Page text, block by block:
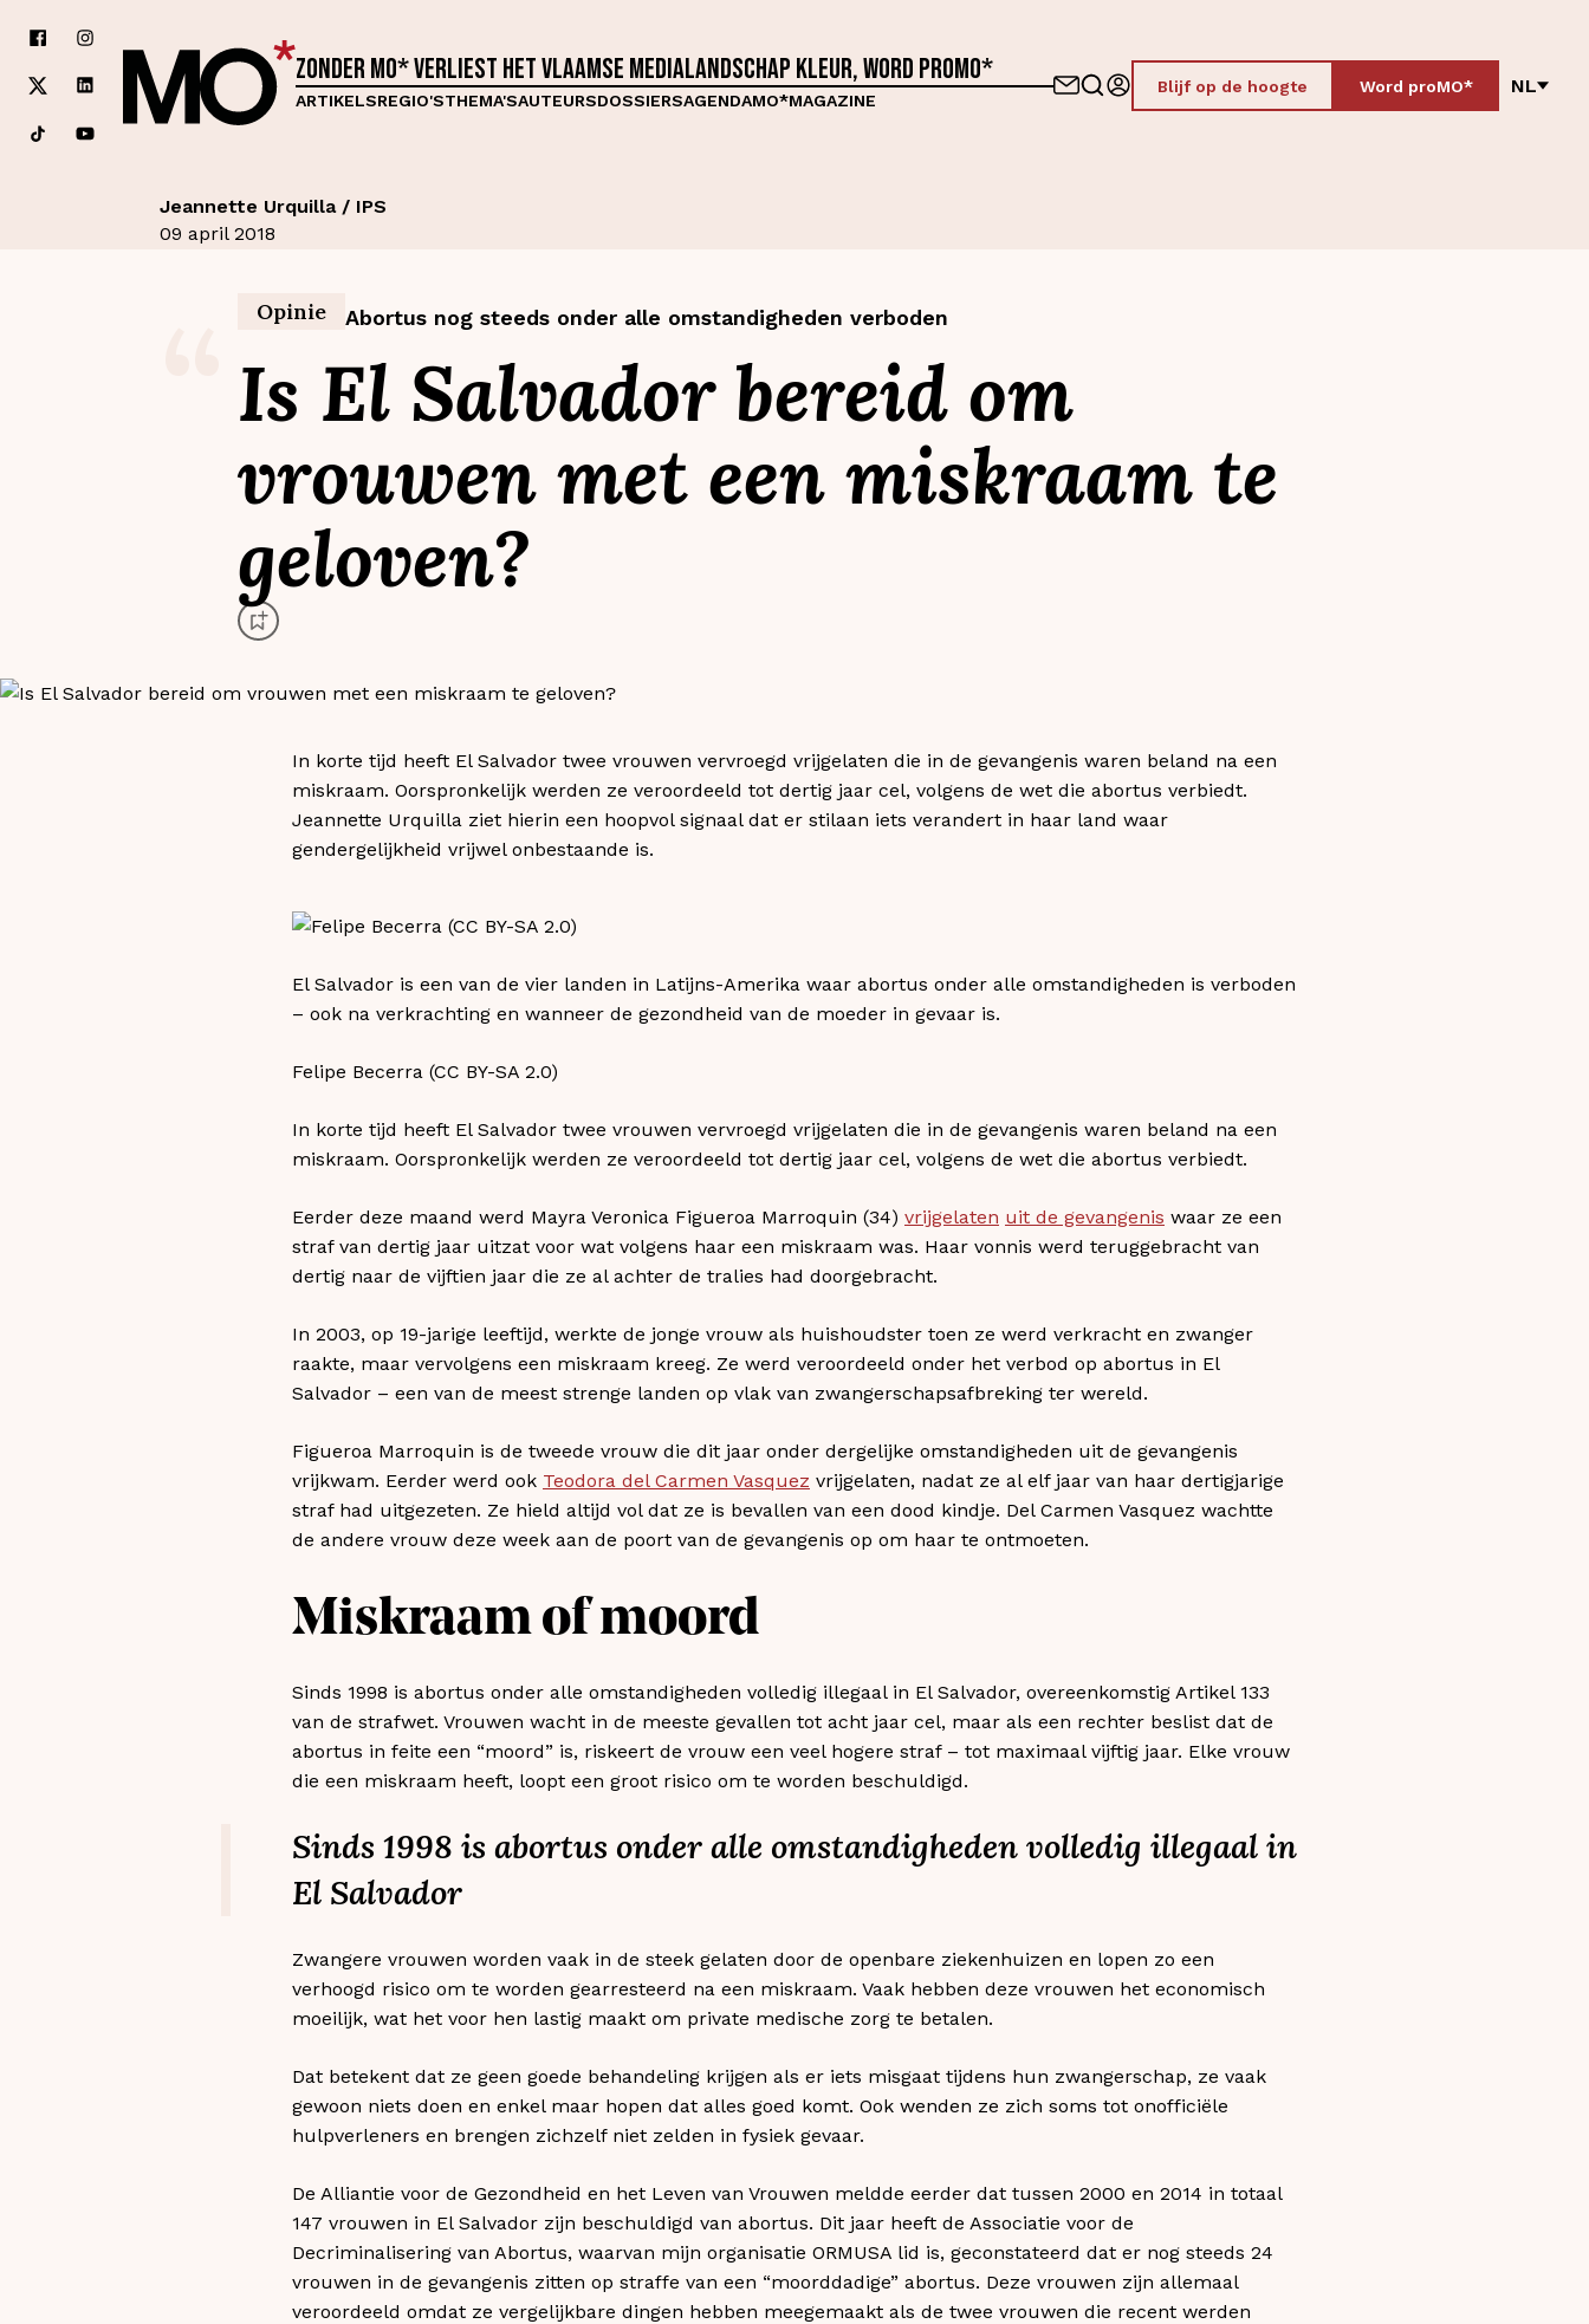
Zonder MO* verliest het Vlaamse medialandschap kleur, word proMO*
ARTIKELSREGIO'STHEMA'SAUTEURSDOSSIERSAGENDAMO*MAGAZINE
Blijf op de hoogte Word proMO* NL
Jeannette Urquilla / IPS
09 april 2018
Opinie Abortus nog steeds onder alle omstandigheden verboden
Is El Salvador bereid om
vrouwen met een miskraam te
geloven?
In korte tijd heeft El Salvador twee vrouwen vervroegd vrijgelaten die in de gevangenis waren beland na een
miskraam. Oorspronkelijk werden ze veroordeeld tot dertig jaar cel, volgens de wet die abortus verbiedt.
Jeannette Urquilla ziet hierin een hoopvol signaal dat er stilaan iets verandert in haar land waar
gendergelijkheid vrijwel onbestaande is.
El Salvador is een van de vier landen in Latijns-Amerika waar abortus onder alle omstandigheden is verboden
– ook na verkrachting en wanneer de gezondheid van de moeder in gevaar is.
Felipe Becerra (CC BY-SA 2.0)​
In korte tijd heeft El Salvador twee vrouwen vervroegd vrijgelaten die in de gevangenis waren beland na een
miskraam. Oorspronkelijk werden ze veroordeeld tot dertig jaar cel, volgens de wet die abortus verbiedt.
Eerder deze maand werd Mayra Veronica Figueroa Marroquin (34) vrijgelaten uit de gevangenis waar ze een
straf van dertig jaar uitzat voor wat volgens haar een miskraam was. Haar vonnis werd teruggebracht van
dertig naar de vijftien jaar die ze al achter de tralies had doorgebracht.
In 2003, op 19-jarige leeftijd, werkte de jonge vrouw als huishoudster toen ze werd verkracht en zwanger
raakte, maar vervolgens een miskraam kreeg. Ze werd veroordeeld onder het verbod op abortus in El
Salvador – een van de meest strenge landen op vlak van zwangerschapsafbreking ter wereld.
Figueroa Marroquin is de tweede vrouw die dit jaar onder dergelijke omstandigheden uit de gevangenis
vrijkwam. Eerder werd ook Teodora del Carmen Vasquez vrijgelaten, nadat ze al elf jaar van haar dertigjarige
straf had uitgezeten. Ze hield altijd vol dat ze is bevallen van een dood kindje. Del Carmen Vasquez wachtte
de andere vrouw deze week aan de poort van de gevangenis op om haar te ontmoeten.
Miskraam of moord
Sinds 1998 is abortus onder alle omstandigheden volledig illegaal in El Salvador, overeenkomstig Artikel 133
van de strafwet. Vrouwen wacht in de meeste gevallen tot acht jaar cel, maar als een rechter beslist dat de
abortus in feite een “moord” is, riskeert de vrouw een veel hogere straf – tot maximaal vijftig jaar. Elke vrouw
die een miskraam heeft, loopt een groot risico om te worden beschuldigd.
Sinds 1998 is abortus onder alle omstandigheden volledig illegaal in
El Salvador
Zwangere vrouwen worden vaak in de steek gelaten door de openbare ziekenhuizen en lopen zo een
verhoogd risico om te worden gearresteerd na een miskraam. Vaak hebben deze vrouwen het economisch
moeilijk, wat het voor hen lastig maakt om private medische zorg te betalen.
Dat betekent dat ze geen goede behandeling krijgen als er iets misgaat tijdens hun zwangerschap, ze vaak
gewoon niets doen en enkel maar hopen dat alles goed komt. Ook wenden ze zich soms tot onofficiële
hulpverleners en brengen zichzelf niet zelden in fysiek gevaar.
De Alliantie voor de Gezondheid en het Leven van Vrouwen meldde eerder dat tussen 2000 en 2014 in totaal
147 vrouwen in El Salvador zijn beschuldigd van abortus. Dit jaar heeft de Associatie voor de
Decriminalisering van Abortus, waarvan mijn organisatie ORMUSA lid is, geconstateerd dat er nog steeds 24
vrouwen in de gevangenis zitten op straffe van een “moorddadige” abortus. Deze vrouwen zijn allemaal
veroordeeld omdat ze vergelijkbare dingen hebben meegemaakt als de twee vrouwen die recent werden